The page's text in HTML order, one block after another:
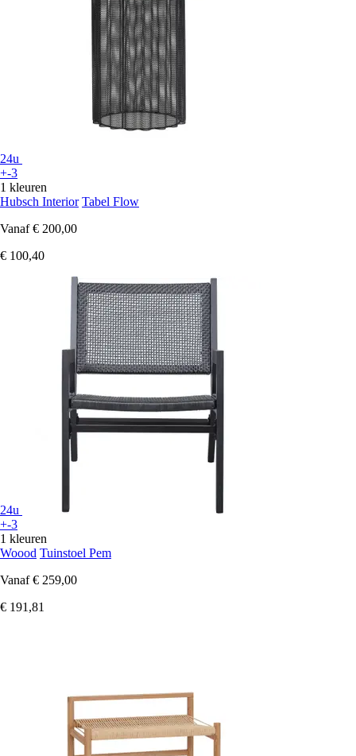
24u
+-3
1 kleuren
Hubsch Interior Tabel Flow
Vanaf € 200,00
€ 100,40
24u
+-3
1 kleuren
Woood Tuinstoel Pem
Vanaf € 259,00
€ 191,81